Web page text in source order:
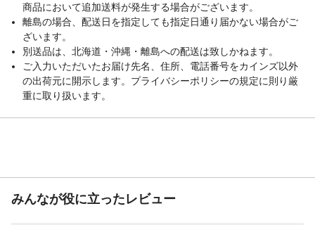
商品において追加送料が発生する場合がございます。
離島の場合、配送日を指定しても指定日通り届かない場合がご
ざいます。
別送品は、北海道・沖縄・離島への配送は致しかねます。
ご入力いただいたお届け先名、住所、電話番号をカインズ以外
の出荷元に開示します。プライバシーポリシーの規定に則り厳
重に取り扱います。
みんなが役に立ったレビュー